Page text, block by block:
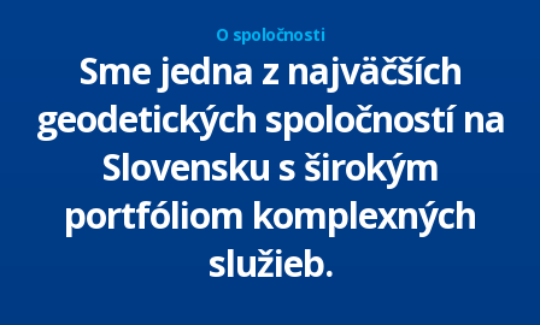
O spoločnosti
Sme jedna z najväčších
geodetických spoločností na
Slovensku s širokým
portfóliom komplexných
služieb.